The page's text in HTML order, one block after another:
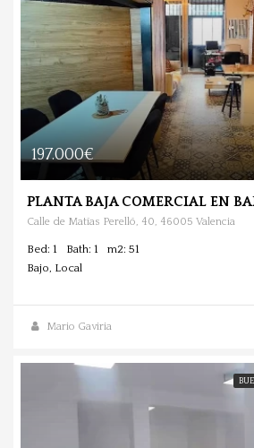
197.000€
PLANTA BAJA COMERCIAL EN
Calle de Matías Perelló, 40, 46005 Valencia
Bed: 1 Bath: 1
m2: 51
Bajo, Local
Mario Gaviria